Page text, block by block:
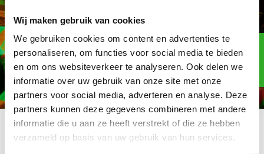
Wij maken gebruik van cookies
We gebruiken cookies om content en advertenties te
personaliseren, om functies voor social media te bieden
en om ons websiteverkeer te analyseren. Ook delen we
informatie over uw gebruik van onze site met onze
partners voor social media, adverteren en analyse. Deze
partners kunnen deze gegevens combineren met andere
informatie die u aan ze heeft verstrekt of die ze hebben
verzameld op basis van uw gebruik van hun services.
Renova Tilburg
Elf-elf
over
93